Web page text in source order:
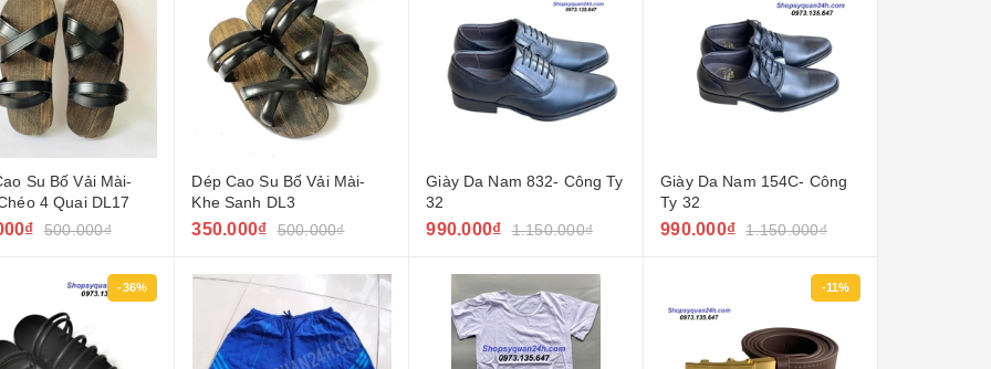
Su Bố Vải Mài-
4 Quai DL17
500.000₫
Dép Cao Su Bố Vải Mài-
Khe Sanh DL3
350.000₫ 500.000₫
Giày Da Nam 832- Công Ty
32
990.000₫ 1.150.000₫
Giày Da Nam 154C- Công
Ty 32
990.000₫ 1.150.000₫
-36% -11%